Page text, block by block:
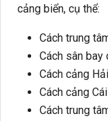
cảng biển, cụ thể:
Cách trung
Cách sân bay
Cách cảng
Cách cảng
Cách trung